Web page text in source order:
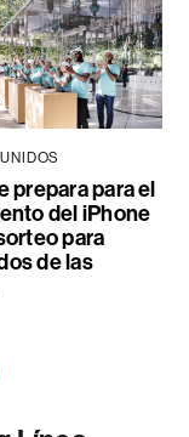
prepara para el
del iPhone
para
de las